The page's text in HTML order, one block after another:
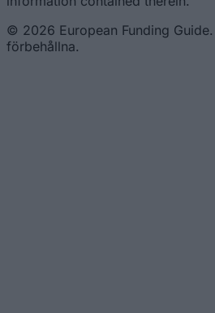
© 2026 European Funding
förbehållna.